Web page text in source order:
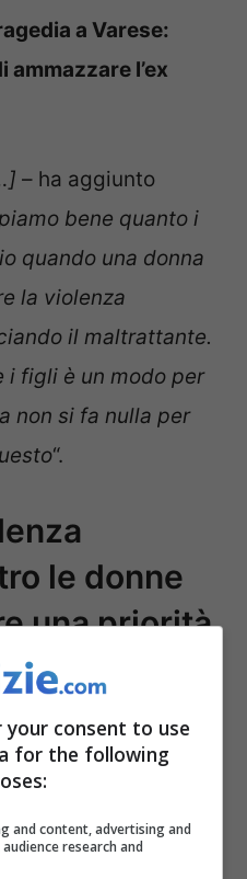
a Varese:
l’ex
– ha aggiunto
bene quanto i
quando una donna
la violenza
il maltrattante.
i figli è un modo per
non si fa nulla per
“.
le donne
una priorità
consent to use
for the following
and content, advertising and
research and